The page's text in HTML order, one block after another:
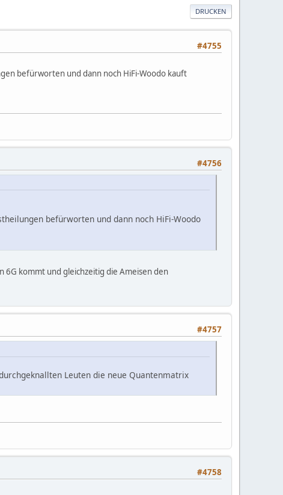
DRUCKEN
#4755
befürworten und dann noch HiFi-Woodo kauft
#4756
befürworten und dann noch HiFi-Woodo
6G kommt und gleichzeitig die Ameisen den
#4757
Leuten die neue Quantenmatrix
#4758